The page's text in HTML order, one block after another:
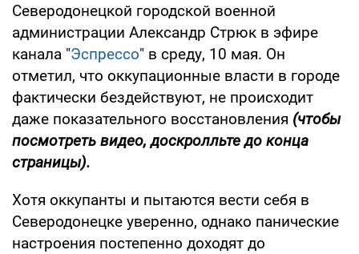
Северодонецкой городской военной
администрации Александр Стрюк в эфире
канала "Эспрессо" в среду, 10 мая. Он
отметил, что оккупационные власти в городе
фактически бездействуют, не происходит
даже показательного восстановления (чтобы
посмотреть видео, доскролльте до конца
страницы).
Хотя оккупанты и пытаются вести себя в
Северодонецке уверенно, однако панические
настроения постепенно доходят до